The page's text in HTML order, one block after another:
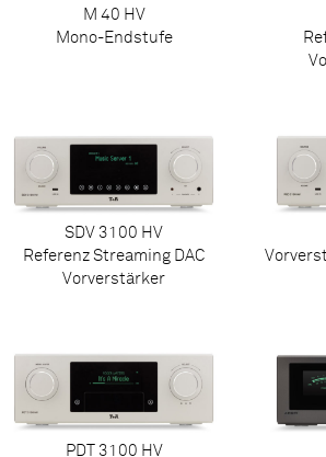
M 40 HV
Mono-Endstufe
SDV 3100 HV
Referenz Streaming DAC
Vorverstärker
PDT 3100 HV